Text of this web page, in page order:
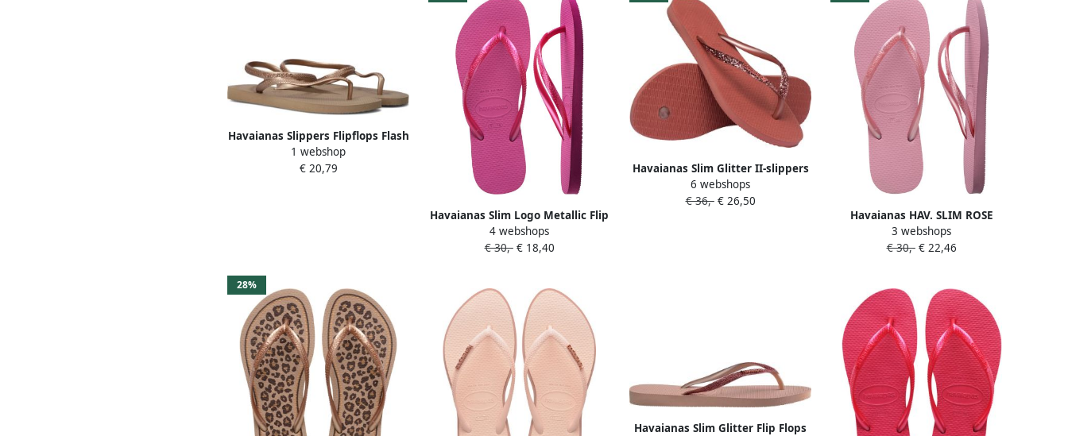
Havaianas Slippers Flipflops Flash
Urban Roségoudkleurig
1 webshop
€ 20,79
Havaianas Slim Logo Metallic Flip
Flops Dames Roze- Dames Roze
4 webshops
€ 30,-€ 18,40
Havaianas Slim Glitter II-slippers
voor kinderen (zomaar aan te
trekken)
6 webshops
€ 36,-€ 26,50
Havaianas HAV. SLIM ROSE
CHIFFOM Dames Slippers chiffom
rose
3 webshops
€ 30,-€ 22,46
28%
Havaianas Slim Glitter Flip Flops